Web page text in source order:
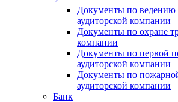
Документы по ведению
аудиторской компании
Документы по охране
компании
Документы по первой
аудиторской компании
Документы по
аудиторской компании
Банк